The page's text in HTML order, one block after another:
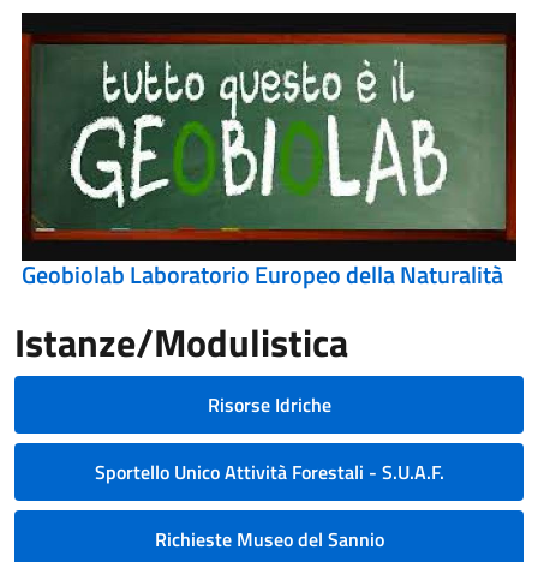
Geobiolab Laboratorio Europeo della Naturalità
Istanze/Modulistica
Risorse Idriche
Sportello Unico Attività Forestali - S.U.A.F.
Richieste Museo del Sannio